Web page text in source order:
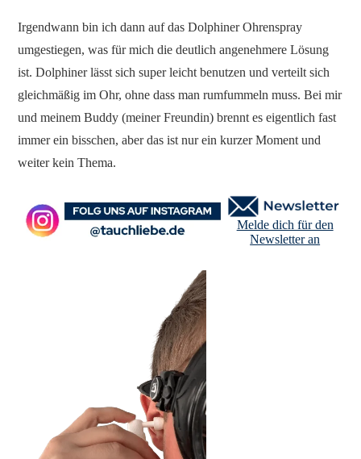
Irgendwann bin ich dann auf das Dolphiner Ohrenspray
umgestiegen, was für mich die deutlich angenehmere Lösung
ist. Dolphiner lässt sich super leicht benutzen und verteilt sich
gleichmäßig im Ohr, ohne dass man rumfummeln muss. Bei mir
und meinem Buddy (meiner Freundin) brennt es eigentlich fast
immer ein bisschen, aber das ist nur ein kurzer Moment und
weiter kein Thema.
Melde dich für den
Newsletter an